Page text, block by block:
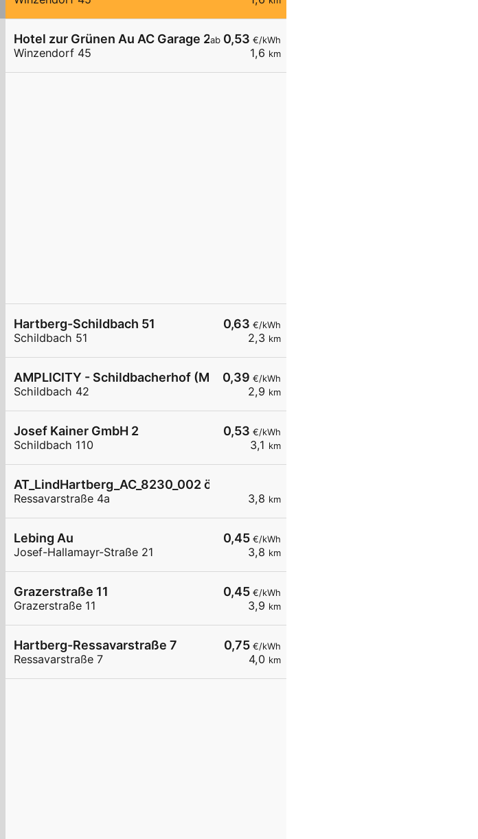
ab 0,53 €/kWh
1,6 km
Hotel zur Grünen Au AC Garage 2
Winzendorf 45
0,63 €/kWh
2,3 km
Hartberg-Schildbach 51
Schildbach 51
0,39 €/kWh
2,9 km
AMPLICITY - Schildbacherhof (Margit Gollner)
Schildbach 42
0,53 €/kWh
3,1 km
Josef Kainer GmbH 2
Schildbach 110
3,8 km
AT_LindHartberg_AC_8230_002 öffentlich
Ressavarstraße 4a
0,45€/kWh
3,8 km
Lebing Au
Josef-Hallamayr-Straße 21
0,45€/kWh
3,9 km
Grazerstraße 11
Grazerstraße 11
0,75€/kWh
4,0 km
Hartberg-Ressavarstraße 7
Ressavarstraße 7